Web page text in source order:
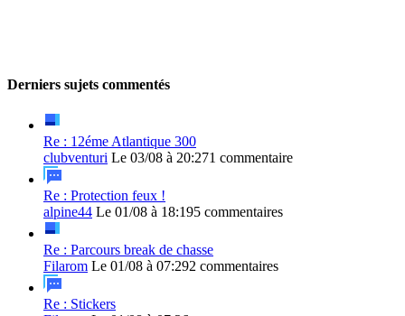
Derniers sujets commentés
Re : 12éme Atlantique 300
clubventuri Le 03/08 à 20:271 commentaire
Re : Protection feux !
alpine44 Le 01/08 à 18:195 commentaires
Re : Parcours break de chasse
Filarom Le 01/08 à 07:292 commentaires
Re : Stickers